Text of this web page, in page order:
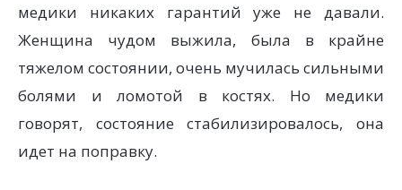
медики никаких гарантий уже не давали.
Женщина чудом выжила, была в крайне
тяжелом состоянии, очень мучилась сильными
болями и ломотой в костях. Но медики
говорят, состояние стабилизировалось, она
идет на поправку.